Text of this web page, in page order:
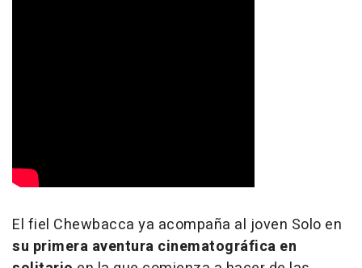
El fiel Chewbacca ya acompaña al joven Solo en
su primera aventura cinematográfica en